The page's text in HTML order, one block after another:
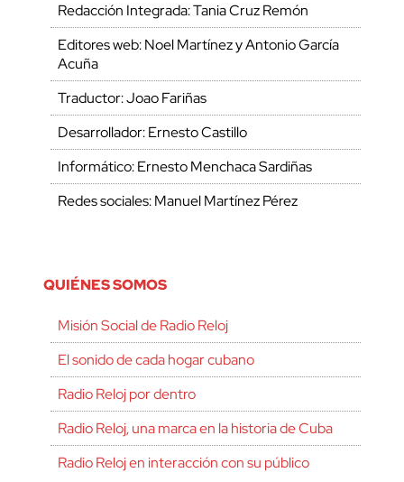
Redacción Integrada: Tania Cruz Remón
Editores web: Noel Martínez y Antonio García
Acuña
Traductor: Joao Fariñas
Desarrollador: Ernesto Castillo
Informático: Ernesto Menchaca Sardiñas
Redes sociales: Manuel Martínez Pérez
QUIÉNES SOMOS
Misión Social de Radio Reloj
El sonido de cada hogar cubano
Radio Reloj por dentro
Radio Reloj, una marca en la historia de Cuba
Radio Reloj en interacción con su público